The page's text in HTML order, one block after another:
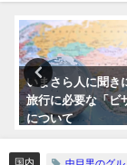
いまさら人に聞き
旅行に必要な「ビ
について
国内 中目黒のグル